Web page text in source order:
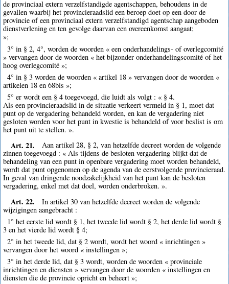
de provinciaal extern verzelfstandigde agentschappen, behoudens in de
gevallen waarbij het provincieraadslid een beroep doet op een door de
provincie of een provinciaal extern verzelfstandigd agentschap aangeboden
dienstverlening en ten gevolge daarvan een overeenkomst aangaat;
»;
3° in § 2, 4°, worden de woorden « een onderhandelings- of overlegcomité
» vervangen door de woorden « het bijzonder onderhandelingscomité of het
hoog overlegcomité »;
4° in § 3 worden de woorden « artikel 18 » vervangen door de woorden «
artikelen 18 en 68bis »;
5° er wordt een § 4 toegevoegd, die luidt als volgt : « § 4.
Als een provincieraadslid in de situatie verkeert vermeld in § 1, moet dat
punt op de vergadering behandeld worden, en kan de vergadering niet
gesloten worden voor het punt in kwestie is behandeld of voor beslist is om
het punt uit te stellen. ».
Art. 21.
Aan artikel 28, § 2, van hetzelfde decreet worden de volgende
zinnen toegevoegd : « Als tijdens de besloten vergadering blijkt dat de
behandeling van een punt in openbare vergadering moet worden behandeld,
wordt dat punt opgenomen op de agenda van de eerstvolgende provincieraad.
In geval van dringende noodzakelijkheid van het punt kan de besloten
vergadering, enkel met dat doel, worden onderbroken. ».
Art. 22.
In artikel 30 van hetzelfde decreet worden de volgende
wijzigingen aangebracht :
1° het eerste lid wordt § 1, het tweede lid wordt § 2, het derde lid wordt §
3 en het vierde lid wordt § 4;
2° in het tweede lid, dat § 2 wordt, wordt het woord « inrichtingen »
vervangen door het woord « instellingen »;
3° in het derde lid, dat § 3 wordt, worden de woorden « provinciale
inrichtingen en diensten » vervangen door de woorden « instellingen en
diensten die de provincie opricht en beheert »;